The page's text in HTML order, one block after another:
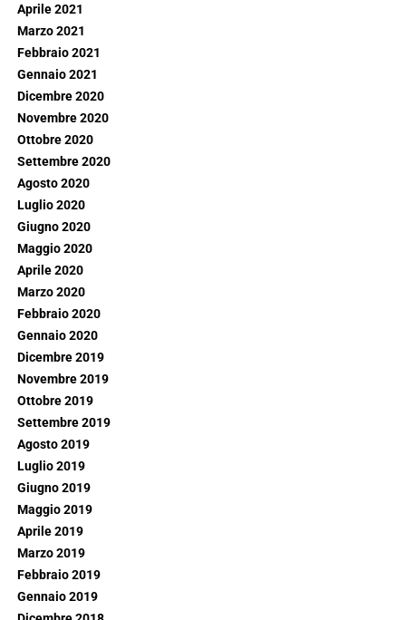
Aprile 2021
Marzo 2021
Febbraio 2021
Gennaio 2021
Dicembre 2020
Novembre 2020
Ottobre 2020
Settembre 2020
Agosto 2020
Luglio 2020
Giugno 2020
Maggio 2020
Aprile 2020
Marzo 2020
Febbraio 2020
Gennaio 2020
Dicembre 2019
Novembre 2019
Ottobre 2019
Settembre 2019
Agosto 2019
Luglio 2019
Giugno 2019
Maggio 2019
Aprile 2019
Marzo 2019
Febbraio 2019
Gennaio 2019